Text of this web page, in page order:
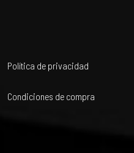
Política de privacidad
Condiciones de compra